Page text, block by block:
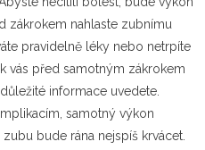
zákrokem nahlaste zubnímu
pravidelně léky nebo netrpíte
vás před samotným zákrokem
informace uvedete.
samotný výkon
bude rána nejspíš krvácet.